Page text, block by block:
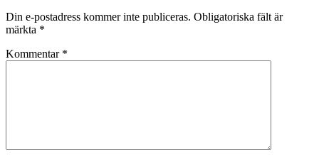
Din e-postadress kommer inte publiceras. Obligatoriska fält är
märkta *
Kommentar *